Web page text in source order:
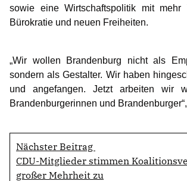
sowie eine Wirtschaftspolitik mit mehr
Bürokratie und neuen Freiheiten.
Wir wollen Brandenburg nicht als
sondern als Gestalter. Wir haben
und angefangen. Jetzt arbeiten wir
Brandenburgerinnen und
Nächster Beitrag
CDU-Mitglieder stimmen
großer Mehrheit zu